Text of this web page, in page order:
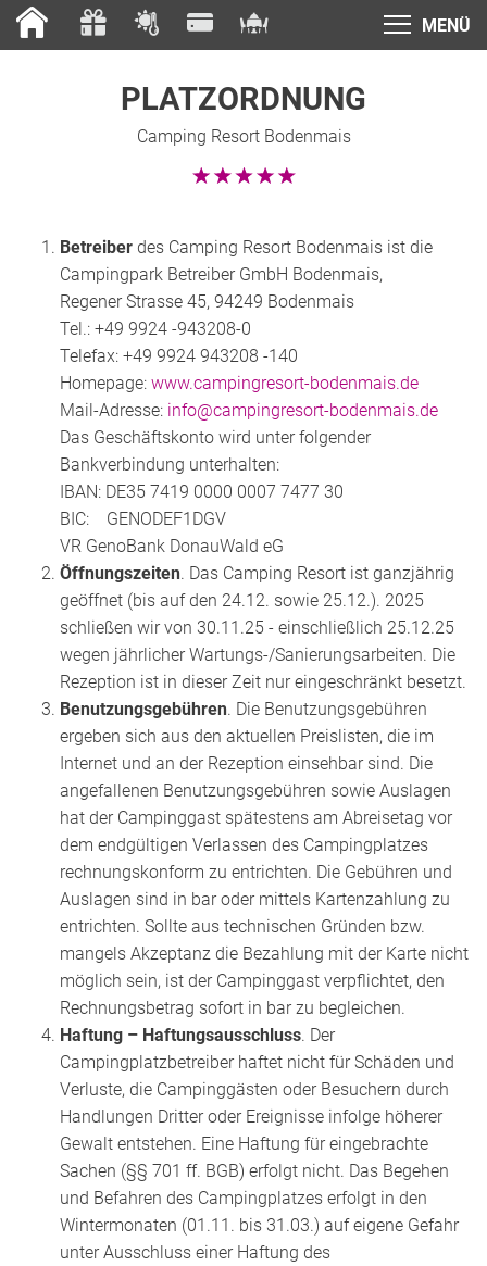
MENÜ
PLATZORDNUNG
Camping Resort Bodenmais
Betreiber des Camping Resort Bodenmais ist die
Campingpark Betreiber GmbH Bodenmais,
Regener Strasse 45, 94249 Bodenmais
Tel.: +49 9924 -943208-0
Telefax: +49 9924 943208 -140
Homepage: www.campingresort-bodenmais.de
Mail-Adresse: info@campingresort-bodenmais.de
Das Geschäftskonto wird unter folgender
Bankverbindung unterhalten:
IBAN: DE35 7419 0000 0007 7477 30
BIC: GENODEF1DGV
VR GenoBank DonauWald eG
Öffnungszeiten. Das Camping Resort ist ganzjährig
geöffnet (bis auf den 24.12. sowie 25.12.). 2025
schließen wir von 30.11.25 - einschließlich 25.12.25
wegen jährlicher Wartungs-/Sanierungsarbeiten. Die
Rezeption ist in dieser Zeit nur eingeschränkt besetzt.
Benutzungsgebühren. Die Benutzungsgebühren
ergeben sich aus den aktuellen Preislisten, die im
Internet und an der Rezeption einsehbar sind. Die
angefallenen Benutzungsgebühren sowie Auslagen
hat der Campinggast spätestens am Abreisetag vor
dem endgültigen Verlassen des Campingplatzes
rechnungskonform zu entrichten. Die Gebühren und
Auslagen sind in bar oder mittels Kartenzahlung zu
entrichten. Sollte aus technischen Gründen bzw.
mangels Akzeptanz die Bezahlung mit der Karte nicht
möglich sein, ist der Campinggast verpflichtet, den
Rechnungsbetrag sofort in bar zu begleichen.
Haftung – Haftungsausschluss. Der
Campingplatzbetreiber haftet nicht für Schäden und
Verluste, die Campinggästen oder Besuchern durch
Handlungen Dritter oder Ereignisse infolge höherer
Gewalt entstehen. Eine Haftung für eingebrachte
Sachen (§§ 701 ff. BGB) erfolgt nicht. Das Begehen
und Befahren des Campingplatzes erfolgt in den
Wintermonaten (01.11. bis 31.03.) auf eigene Gefahr
unter Ausschluss einer Haftung des